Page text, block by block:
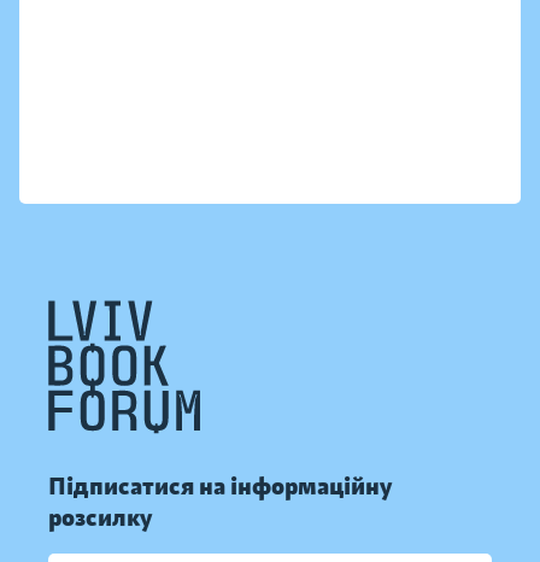
Підписатися на інформаційну
розсилку